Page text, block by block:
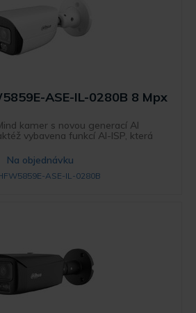
ASE-IL-0280B 8 Mpx
kamer s novou generací AI
vybavena funkcí AI-ISP, která
Na objednávku
ASE-IL-0280B